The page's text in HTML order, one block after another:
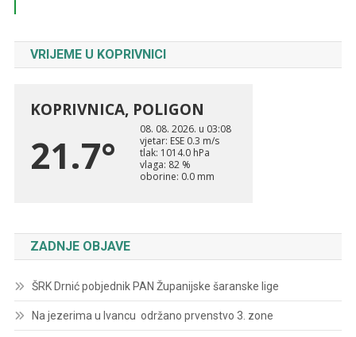
VRIJEME U KOPRIVNICI
ZADNJE OBJAVE
ŠRK Drnić pobjednik PAN Županijske šaranske lige
Na jezerima u Ivancu održano prvenstvo 3. zone